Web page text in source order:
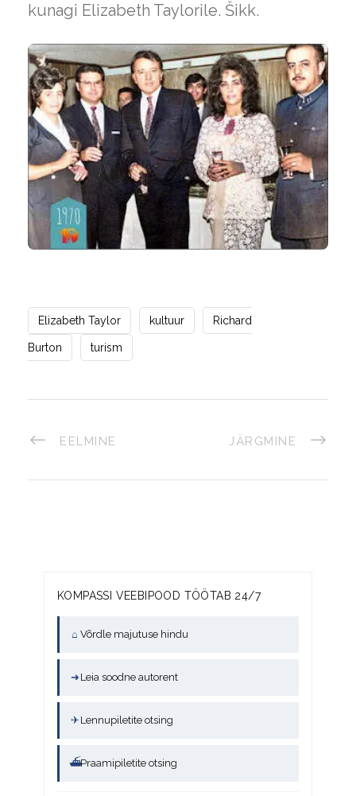
kunagi Elizabeth Taylorile. Šikk.
Elizabeth Taylor kultuur Richard
Burton turism
EELMINE JÄRGMINE
KOMPASSI VEEBIPOOD TÖÖTAB 24/7
⌂ Võrdle majutuse hindu
➜ Leia soodne autorent
✈ Lennupiletite otsing
⛴Praamipiletite otsing